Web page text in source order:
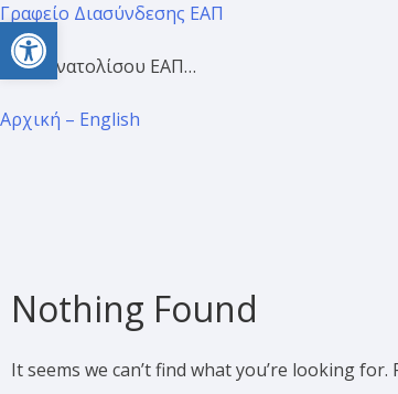
Open toolbar
Γραφείο Διασύνδεσης ΕΑΠ
Προσανατολίσου ΕΑΠ…
Αρχική – English
Nothing Found
It seems we can’t find what you’re looking